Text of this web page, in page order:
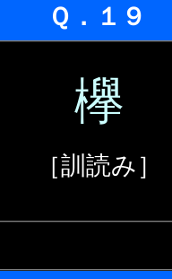
Ｑ．１９
欅
［訓読み］